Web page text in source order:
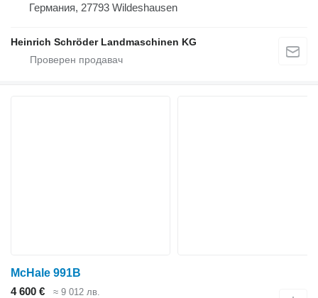
Германия, 27793 Wildeshausen
Heinrich Schröder Landmaschinen KG
McHale 991B
4 600 €
≈ 9 012 лв.